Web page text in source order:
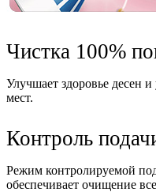
Чистка 100%
Улучшает здоровье десен
мест.
Контроль
Режим контролируемой
обеспечивает очищение